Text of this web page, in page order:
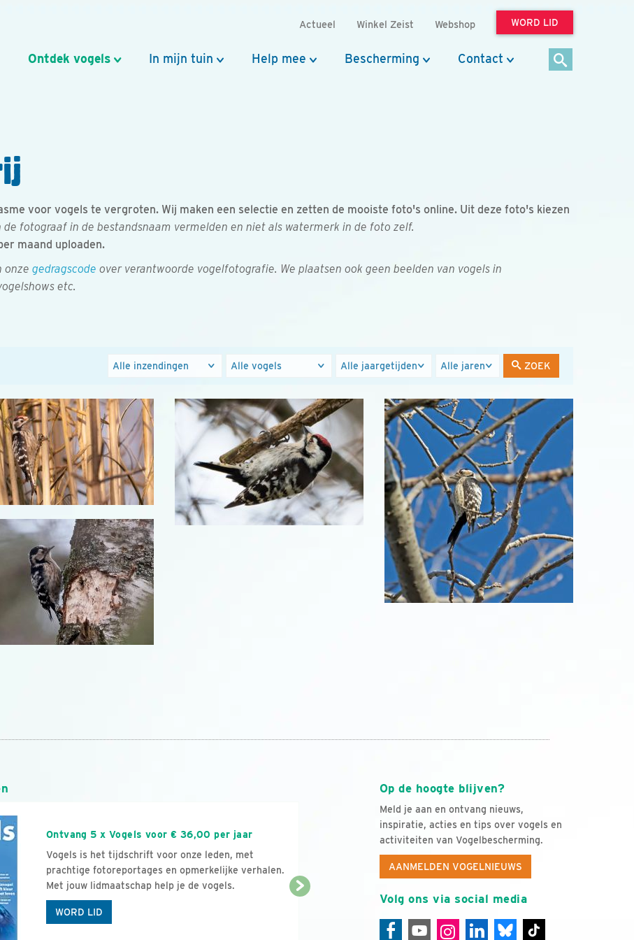
Actueel Winkel Zeist Webshop WORD LID
Ontdek vogels In mijn tuin Help mee Bescherming Contact
voor vogels te vergroten. Wij maken een selectie en zetten de mooiste foto's online. Uit deze foto's kiezen
de fotograaf in de bestandsnaam vermelden en niet als watermerk in de foto zelf.
maand uploaden.
onze gedragscode over verantwoorde vogelfotografie. We plaatsen ook geen beelden van vogels in
etc.
Foto's
Populaire
Jaargetijden Jaren ZOEK
Op de hoogte blijven?
Meld je aan en ontvang nieuws,
inspiratie, acties en tips over vogels en
activiteiten van Vogelbescherming.
AANMELDEN VOGELNIEUWS
Volg ons via social media
Ontvang 5 x Vogels voor € 36,00 per jaar
Vogels is het tijdschrift voor onze leden, met
prachtige fotoreportages en opmerkelijke verhalen.
Met jouw lidmaatschap help je de vogels.
WORD LID